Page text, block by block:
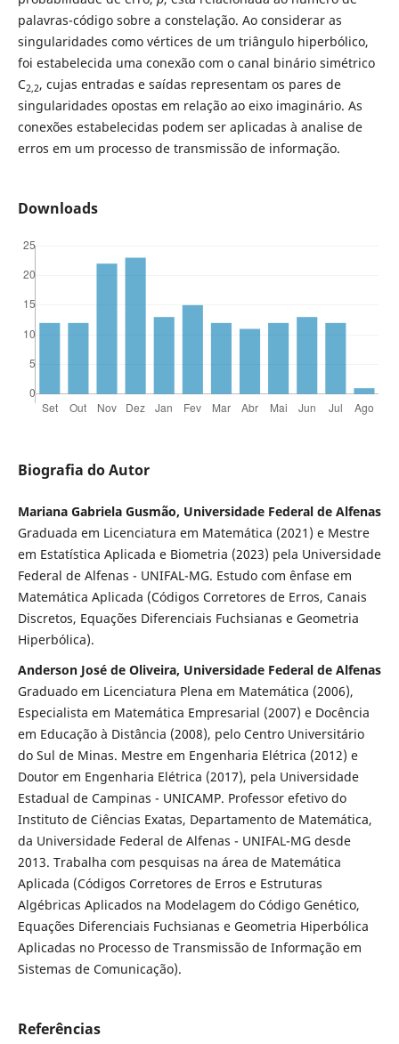
palavras-código sobre a constelação. Ao considerar as
singularidades como vértices de um triângulo hiperbólico,
foi estabelecida uma conexão com o canal binário simétrico
C2,2, cujas entradas e saídas representam os pares de
singularidades opostas em relação ao eixo imaginário. As
conexões estabelecidas podem ser aplicadas à analise de
erros em um processo de transmissão de informação.
Downloads
Biografia do Autor
Mariana Gabriela Gusmão, Universidade Federal de Alfenas
Graduada em Licenciatura em Matemática (2021) e Mestre
em Estatística Aplicada e Biometria (2023) pela Universidade
Federal de Alfenas - UNIFAL-MG. Estudo com ênfase em
Matemática Aplicada (Códigos Corretores de Erros, Canais
Discretos, Equações Diferenciais Fuchsianas e Geometria
Hiperbólica).
Anderson José de Oliveira, Universidade Federal de Alfenas
Graduado em Licenciatura Plena em Matemática (2006),
Especialista em Matemática Empresarial (2007) e Docência
em Educação à Distância (2008), pelo Centro Universitário
do Sul de Minas. Mestre em Engenharia Elétrica (2012) e
Doutor em Engenharia Elétrica (2017), pela Universidade
Estadual de Campinas - UNICAMP. Professor efetivo do
Instituto de Ciências Exatas, Departamento de Matemática,
da Universidade Federal de Alfenas - UNIFAL-MG desde
2013. Trabalha com pesquisas na área de Matemática
Aplicada (Códigos Corretores de Erros e Estruturas
Algébricas Aplicados na Modelagem do Código Genético,
Equações Diferenciais Fuchsianas e Geometria Hiperbólica
Aplicadas no Processo de Transmissão de Informação em
Sistemas de Comunicação).
Referências